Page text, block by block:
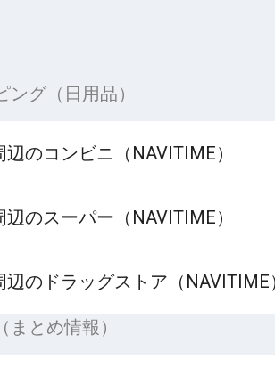
ング（日用品）
辺のコンビニ（NAVITIME）
辺のスーパー（NAVITIME）
辺のドラッグストア（NAVITIME
まとめ情報）